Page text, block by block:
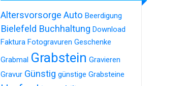
Altersvorsorge Auto Beerdigung
Bielefeld Buchhaltung Download
Faktura Fotogravuren Geschenke
Grabmal Grabstein Gravieren
Gravur Günstig günstige Grabsteine